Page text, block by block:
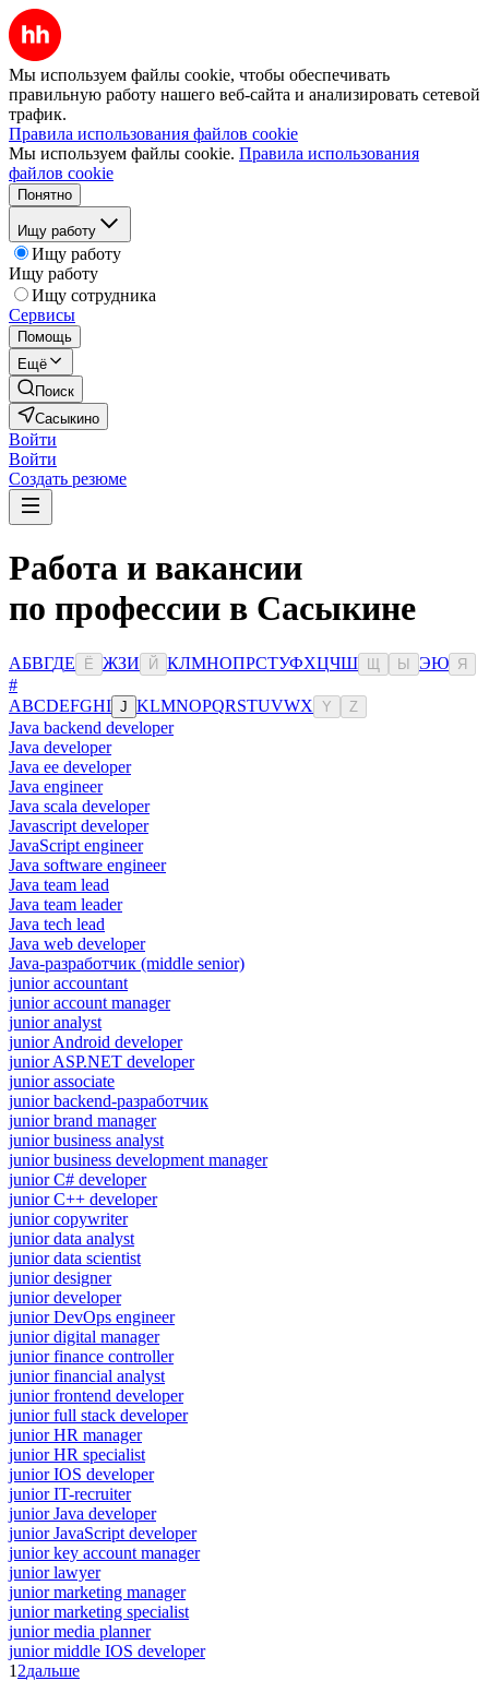
Мы используем файлы cookie, чтобы обеспечивать
правильную работу нашего веб-сайта и анализировать сетевой
трафик.
Правила использования файлов cookie
Мы используем файлы cookie. Правила использования
файлов cookie
Понятно
Ищу работу
Ищу работу
Ищу работу
Ищу сотрудника
Сервисы
Помощь
Ещё
Поиск
Сасыкино
Войти
Войти
Создать резюме
Работа и вакансии
по профессии в Сасыкине
АБВГДЕ Ё ЖЗИ Й КЛМНОПРСТУФХЦЧШ Ы ЭЮ Я
#
ABCDEFGHI J KLMNOPQRSTUVWX Y Z
Java backend developer
Java developer
Java ee developer
Java engineer
Java scala developer
Javascript developer
JavaScript engineer
Java software engineer
Java team lead
Java team leader
Java tech lead
Java web developer
Java-разработчик (middle senior)
junior accountant
junior account manager
junior analyst
junior Android developer
junior ASP.NET developer
junior associate
junior backend-разработчик
junior brand manager
junior business analyst
junior business development manager
junior C# developer
junior C++ developer
junior copywriter
junior data analyst
junior data scientist
junior designer
junior developer
junior DevOps engineer
junior digital manager
junior finance controller
junior financial analyst
junior frontend developer
junior full stack developer
junior HR manager
junior HR specialist
junior IOS developer
junior IT-recruiter
junior Java developer
junior JavaScript developer
junior key account manager
junior lawyer
junior marketing manager
junior marketing specialist
junior media planner
junior middle IOS developer
1 2дальше